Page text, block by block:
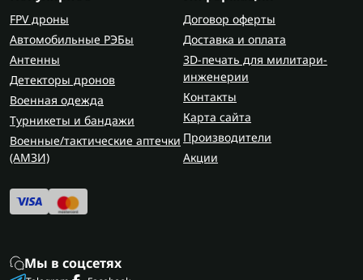
FPV дроны
Автомобильные РЭБы
Антенны
Детекторы дронов
Военная одежда
Турникеты и бандажи
Военные/тактические аптечки
(AMЗИ)
Договор оферты
Доставка и оплата
3D-печать для милитари-
инженерии
Контакты
Карта сайта
Производители
Акции
Мы в соцсетях